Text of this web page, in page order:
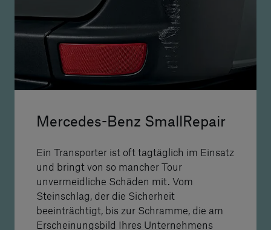
Mercedes-Benz SmallRepair
Ein Transporter ist oft tagtäglich im Einsatz
und bringt von so mancher Tour
unvermeidliche Schäden mit. Vom
Steinschlag, der die Sicherheit
beeinträchtigt, bis zur Schramme, die am
Erscheinungsbild Ihres Unternehmens